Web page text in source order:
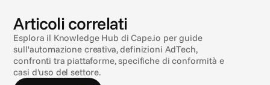
Articoli correlati
Esplora il Knowledge Hub di Cape.io per guide
sull'automazione creativa, definizioni AdTech,
confronti tra piattaforme, specifiche di conformità e
casi d'uso del settore.